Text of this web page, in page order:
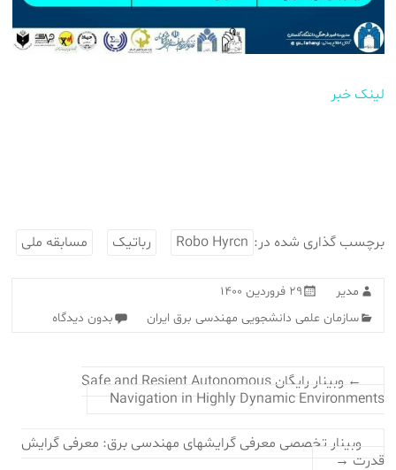
لینک خبر
برچسب گذاری شده در: Robo Hyrcn رباتیک مسابقه ملی
مدیر
۲۹ فروردین ۱۴۰۰
سازمان علمی دانشجویی مهندسی برق ایران
بدون دیدگاه
←
وبینار رایگان Safe and Resient Autonomous
Navigation in Highly Dynamic Environments
وبینار تخصصی معرفی گرایش‎های مهندسی برق: معرفی گرایش
قدرت →